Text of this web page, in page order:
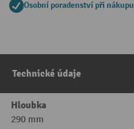
Osobní poradenství při nákupu
Technické údaje
Hloubka
290 mm